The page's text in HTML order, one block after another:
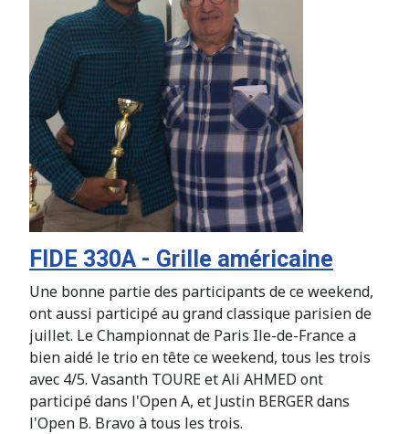
FIDE 330A - Grille américaine
Une bonne partie des participants de ce weekend,
ont aussi participé au grand classique parisien de
juillet. Le Championnat de Paris Ile-de-France a
bien aidé le trio en tête ce weekend, tous les trois
avec 4/5. Vasanth TOURE et Ali AHMED ont
participé dans l'Open A, et Justin BERGER dans
l'Open B. Bravo à tous les trois.